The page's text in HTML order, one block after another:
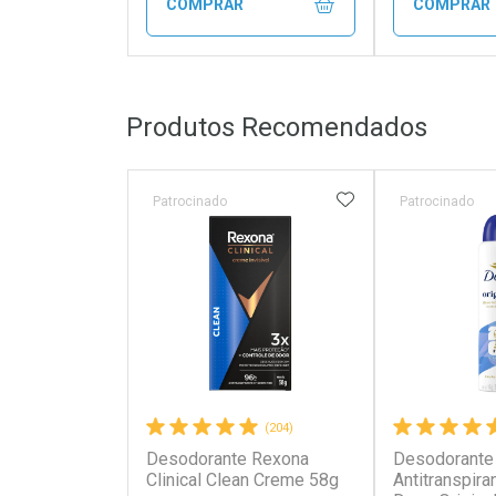
COMPRAR
Laboratório
Ativar Desconto
Por Menos
COMPRAR
Ativar
Por
Produtos Recomendados
(204)
Desodorante Rexona
Clinical Clean Creme 58g
Patrocinado ADICIONAR AOS
Desodorante
Patrocinado